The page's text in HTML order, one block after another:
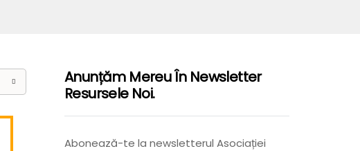
Anunțăm Mereu În Newsletter
Resursele Noi.
Abonează-te la newsletterul Asociației